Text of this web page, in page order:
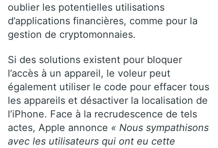
oublier les potentielles utilisations
d’applications financières, comme pour la
gestion de cryptomonnaies.
Si des solutions existent pour bloquer
l’accès à un appareil, le voleur peut
également utiliser le code pour effacer tous
les appareils et désactiver la localisation de
l’iPhone. Face à la recrudescence de tels
actes, Apple annonce « Nous sympathisons
avec les utilisateurs qui ont eu cette